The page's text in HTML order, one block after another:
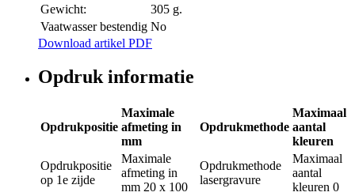
Gewicht:
305 g.
Vaatwasser bestendig No
Download artikel PDF
Opdruk informatie
Opdrukpositie
Maximale
afmeting in
mm
Opdrukmethode
Maximaal
aantal
kleuren
Opdrukpositie
op 1e zijde
Maximale
afmeting in
mm 20 x 100
Opdrukmethode
lasergravure
Maximaal
aantal
kleuren 0